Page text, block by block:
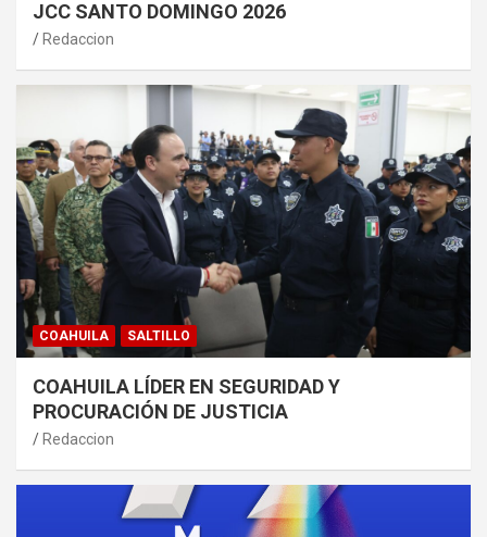
JCC SANTO DOMINGO 2026
Redaccion
COAHUILA SALTILLO
COAHUILA LÍDER EN SEGURIDAD Y
PROCURACIÓN DE JUSTICIA
Redaccion